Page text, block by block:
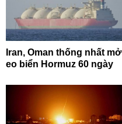
Iran, Oman thống nhất mở
eo biển Hormuz 60 ngày